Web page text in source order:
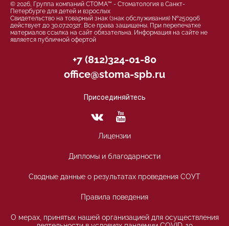
© 2026, Группа компаний СТОМА™ - Стоматология в Санкт-
Петербурге для детей и взрослых
Свидетельство на товарный знак (знак обслуживания) №250906
действует до 30.07.2032г. Все права защищены. При перепечатке
материалов ссылка на сайт обязательна. Информация на сайте не
является публичной офертой
+7 (812)324-01-80
office@stoma-spb.ru
Присоединяйтесь
Лицензии
Дипломы и благодарности
Сводные данные о результатах проведения СОУТ
Правила поведения
О мерах, принятых нашей организацией для осуществления